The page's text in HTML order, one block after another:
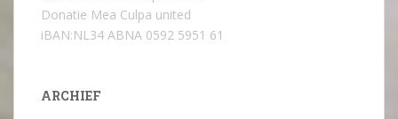
Donatie Mea Culpa united
iBAN:NL34 ABNA 0592 5951 61
ARCHIEF